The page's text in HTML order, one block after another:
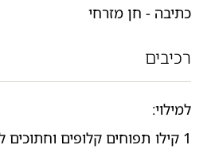
כתיבה - חן מזרחי
רכיבים
למילוי:
1 קילו תפוחים קלופים